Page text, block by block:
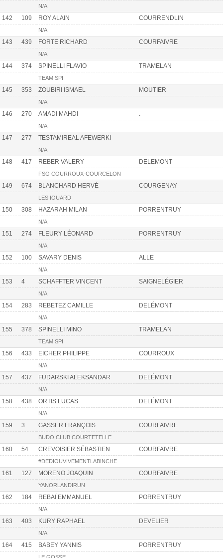
N/A
142 109 ROY ALAIN COURRENDLIN
N/A
143 439 FORTE RICHARD COURFAIVRE
N/A
144 374 SPINELLI FLAVIO TRAMELAN
TEAM SPI
145 353 ZOUBIRI ISMAEL MOUTIER
N/A
146 270 AMADI MAHDI .
N/A
147 277 TESTAMIREAL AFEWERKI
N/A
148 417 REBER VALERY DELEMONT
FSG COURROUX-COURCELON
149 674 BLANCHARD HERVÉ COURGENAY
LES IOUARD
150 308 HAZARAH MILAN PORRENTRUY
N/A
151 274 FLEURY LÉONARD PORRENTRUY
N/A
152 100 SAVARY DENIS ALLE
N/A
153 4 SCHAFFTER VINCENT SAIGNELÉGIER
N/A
154 283 REBETEZ CAMILLE DELÉMONT
N/A
155 378 SPINELLI MINO TRAMELAN
TEAM SPI
156 433 EICHER PHILIPPE COURROUX
N/A
157 437 FUDARSKI ALEKSANDAR DELÉMONT
N/A
158 438 ORTIS LUCAS DELÉMONT
N/A
159 3 GASSER FRANÇOIS COURFAIVRE
BUDO CLUB COURTETELLE
160 54 CREVOISIER SÉBASTIEN COURFAIVRE
#DEDIOUVIVEMENTLABINCHE
161 127 MORENO JOAQUIN COURFAIVRE
YANORLANDIRUN
162 184 REBAÏ EMMANUEL PORRENTRUY
N/A
163 403 KURY RAPHAEL DEVELIER
N/A
164 415 BABEY YANNIS PORRENTRUY